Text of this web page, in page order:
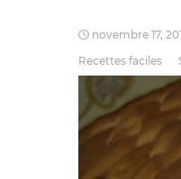
novembre 17,
Recettes faciles